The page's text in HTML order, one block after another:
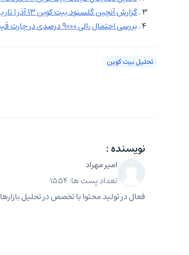
گزارش آنچین گلسنود بیت کوین ۱۳ آذر | تاریخ تکرار میشود؟
بررسی احتمال رالی 9000 درصدی در چارت قیمتی دوج کوین؛ آیا تاریخ تکرار می‌شود؟
تحلیل بیت کوین
نویسنده :
امیر مهراد
تعداد پست ها: 1554
فعال در تولید محتوا با تخصص در تحلیل